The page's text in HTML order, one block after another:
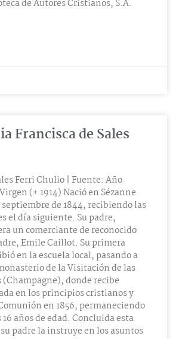
de Autores Cristianos, S.A.
Francisca de Sales
Ferri Chulio | Fuente: Año
(+ 1914) Nació en Sézanne
de 1844, recibiendo las
el día siguiente. Su padre,
un comerciante de reconocido
Emile Caillot. Su primera
en la escuela local, pasando a
de la Visitación de las
(Champagne), donde recibe
en los principios cristianos y
en 1856, permaneciendo
años de edad. Concluida esta
padre la instruye en los asuntos